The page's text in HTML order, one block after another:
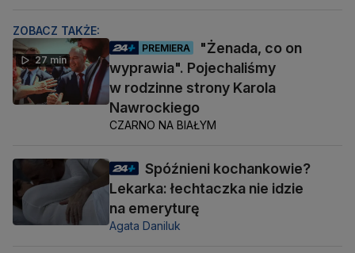
ZOBACZ TAKŻE:
27 min
PREMIERA
"Żenada, co on
wyprawia". Pojechaliśmy
w rodzinne strony Karola
Nawrockiego
CZARNO NA BIAŁYM
Spóźnieni kochankowie?
Lekarka: łechtaczka nie idzie
na emeryturę
Agata Daniluk